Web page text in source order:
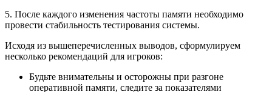
5. После каждого изменения частоты памяти необходимо
провести стабильность тестирования системы.
Исходя из вышеперечисленных выводов, сформулируем
несколько рекомендаций для игроков:
Будьте внимательны и осторожны при разгоне
оперативной памяти, следите за показателями